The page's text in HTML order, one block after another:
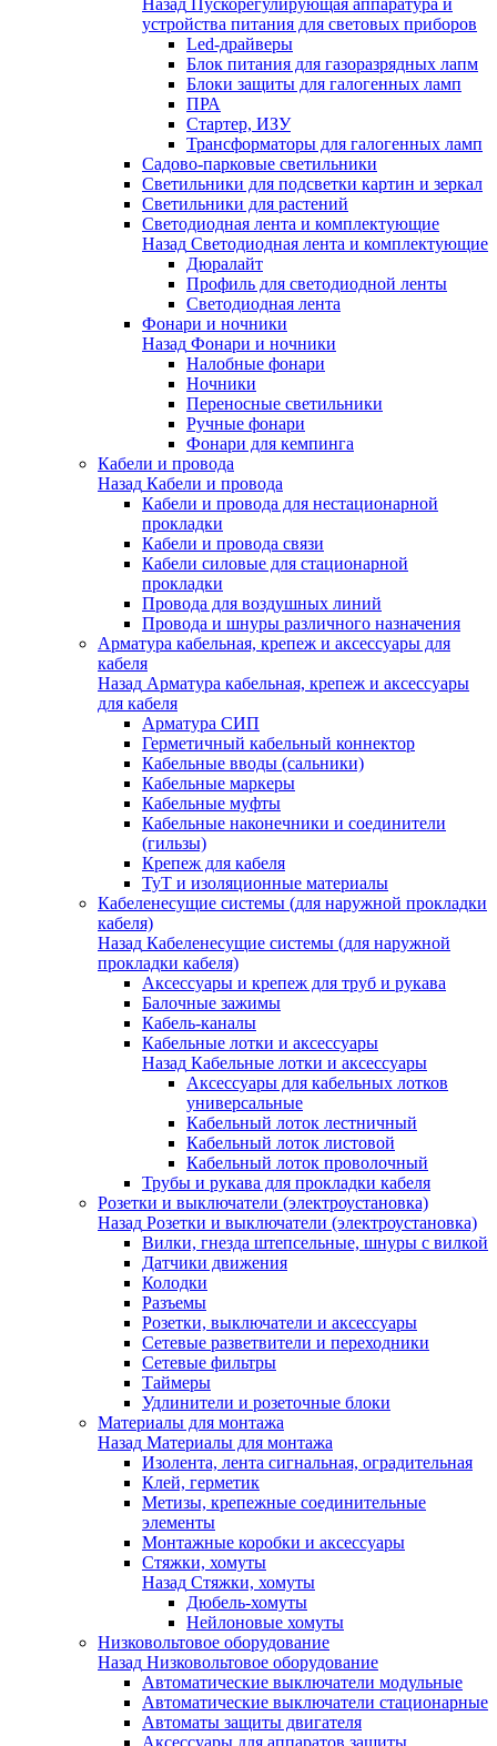
Назад Пускорегулирующая аппаратура и
устройства питания для световых приборов
Led-драйверы
Блок питания для газоразрядных лапм
Блоки защиты для галогенных ламп
ПРА
Стартер, ИЗУ
Трансформаторы для галогенных ламп
Садово-парковые светильники
Светильники для подсветки картин и зеркал
Светильники для растений
Светодиодная лента и комплектующие
Назад Светодиодная лента и комплектующие
Дюралайт
Профиль для светодиодной ленты
Светодиодная лента
Фонари и ночники
Назад Фонари и ночники
Налобные фонари
Ночники
Переносные светильники
Ручные фонари
Фонари для кемпинга
Кабели и провода
Назад Кабели и провода
Кабели и провода для нестационарной
прокладки
Кабели и провода связи
Кабели силовые для стационарной
прокладки
Провода для воздушных линий
Провода и шнуры различного назначения
Арматура кабельная, крепеж и аксессуары для
кабеля
Назад Арматура кабельная, крепеж и аксессуары
для кабеля
Арматура СИП
Герметичный кабельный коннектор
Кабельные вводы (сальники)
Кабельные маркеры
Кабельные муфты
Кабельные наконечники и соединители
(гильзы)
Крепеж для кабеля
ТуТ и изоляционные материалы
Кабеленесущие системы (для наружной прокладки
кабеля)
Назад Кабеленесущие системы (для наружной
прокладки кабеля)
Аксессуары и крепеж для труб и рукава
Балочные зажимы
Кабель-каналы
Кабельные лотки и аксессуары
Назад Кабельные лотки и аксессуары
Аксессуары для кабельных лотков
универсальные
Кабельный лоток лестничный
Кабельный лоток листовой
Кабельный лоток проволочный
Трубы и рукава для прокладки кабеля
Розетки и выключатели (электроустановка)
Назад Розетки и выключатели (электроустановка)
Вилки, гнезда штепсельные, шнуры с вилкой
Датчики движения
Колодки
Разъемы
Розетки, выключатели и аксессуары
Сетевые разветвители и переходники
Сетевые фильтры
Таймеры
Удлинители и розеточные блоки
Материалы для монтажа
Назад Материалы для монтажа
Изолента, лента сигнальная, оградительная
Клей, герметик
Метизы, крепежные соединительные
элементы
Монтажные коробки и аксессуары
Стяжки, хомуты
Назад Стяжки, хомуты
Дюбель-хомуты
Нейлоновые хомуты
Низковольтовое оборудование
Назад Низковольтовое оборудование
Автоматические выключатели модульные
Автоматические выключатели стационарные
Автоматы защиты двигателя
Аксессуары для аппаратов защиты